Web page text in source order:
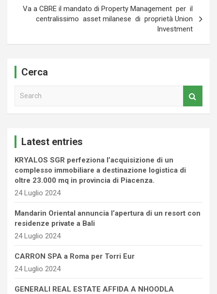
Va a CBRE il mandato di Property Management per il
centralissimo asset milanese di proprietà Union
Investment
Cerca
Latest entries
KRYALOS SGR perfeziona l’acquisizione di un
complesso immobiliare a destinazione logistica di
oltre 23.000 mq in provincia di Piacenza.
24 Luglio 2024
Mandarin Oriental annuncia l’apertura di un resort con
residenze private a Bali
24 Luglio 2024
CARRON SPA a Roma per Torri Eur
24 Luglio 2024
GENERALI REAL ESTATE AFFIDA A NHOODLA